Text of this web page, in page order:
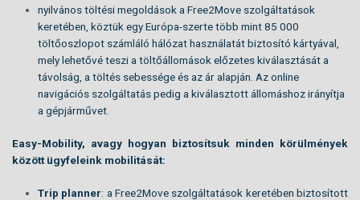
nyilvános töltési megoldások a Free2Move szolgáltatások
keretében, köztük egy Európa-szerte több mint 85 000
töltőoszlopot számláló hálózat használatát biztosító kártyával,
mely lehetővé teszi a töltőállomások előzetes kiválasztását a
távolság, a töltés sebessége és az ár alapján. Az online
navigációs szolgáltatás pedig a kiválasztott állomáshoz irányítja
a gépjárművet.
Easy-Mobility, avagy hogyan biztosítsuk minden körülmények
között ügyfeleink mobilitását:
Trip planner: a Free2Move szolgáltatások keretében biztosított